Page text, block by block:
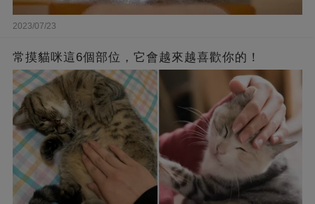
2023/07/23
常摸貓咪這6個部位，它會越來越喜歡你的！